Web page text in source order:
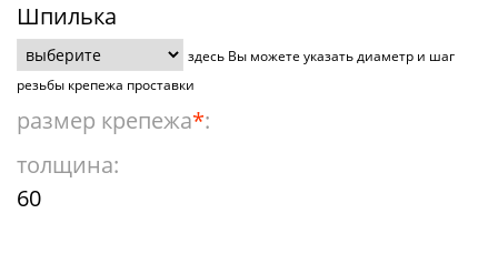
Шпилька
здесь Вы можете указать диаметр и шаг
резьбы крепежа проставки
размер крепежа*:
толщина:
60